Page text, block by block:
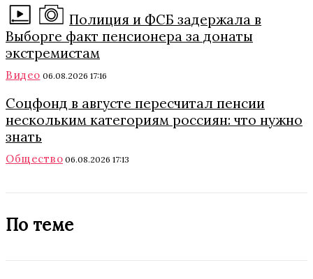
Полиция и ФСБ задержала в
Выборге факт пенсионера за донаты
экстремистам
Видео 06.08.2026 17:16
Соцфонд в августе пересчитал пенсии
нескольким категориям россиян: что нужно
знать
Общество 06.08.2026 17:13
По теме